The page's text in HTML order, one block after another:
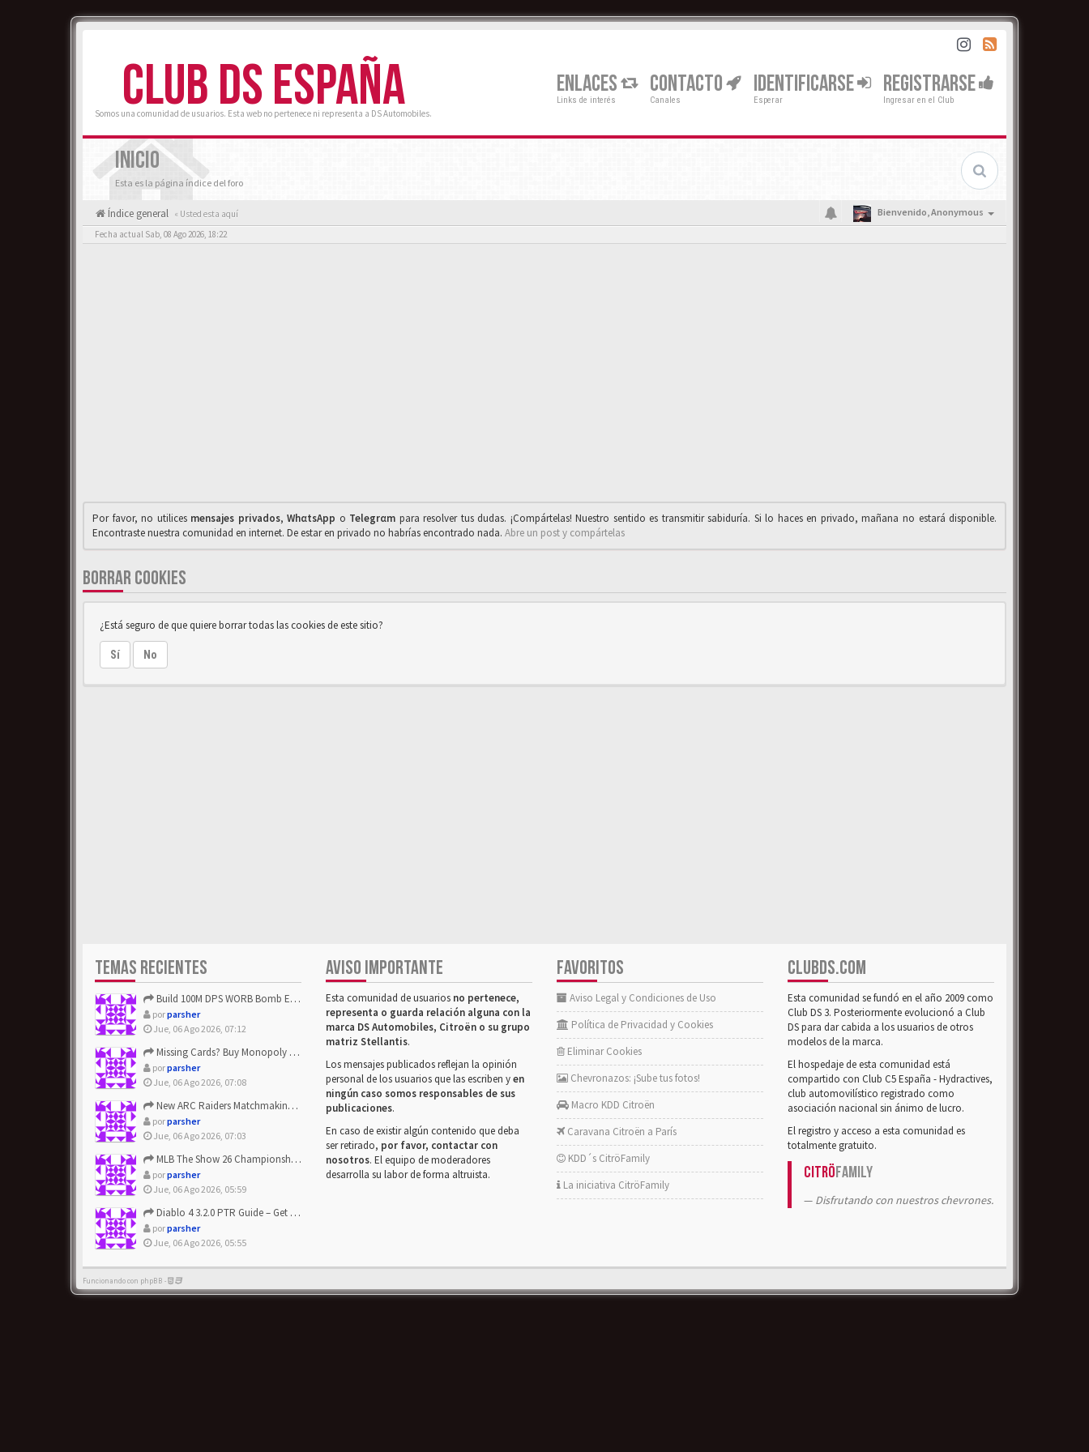
CLUB DS ESPAÑA
Somos una comunidad de usuarios. Esta web no pertenece ni representa a DS Automobiles.
ENLACES
Links de interés
CONTACTO
Canales
IDENTIFICARSE
Esperar
REGISTRARSE
Ingresar en el Club
INICIO
Esta es la página índice del foro
Índice general « Usted esta aquí Bienvenido,Anonymous
Fecha actual Sab, 08 Ago 2026, 18:22
Por favor, no utilices mensajes privados,WhαtsApp o Telegrαm para resolver tus dudas. ¡Compártelas! Nuestro sentido es transmitir sabiduría. Si lo haces en privado, mañana no estará disponible.
Encontraste nuestra comunidad en internet. De estar en privado no habrías encontrado nada. Abre un post y compártelas
BORRAR COOKIES
¿Está seguro de que quiere borrar todas las cookies de este sitio?
Sí No
TEMAS RECIENTES
Build 100M DPS WORB Bomb Elementalist Fast - Grab POE Curren...
porparsher
Jue, 06 Ago 2026, 07:12
Missing Cards? Buy Monopoly Go Happy Harvest with Looney Tun...
porparsher
Jue, 06 Ago 2026, 07:08
New ARC Raiders Matchmaking Update: Stop Failed - Grab Bluep...
porparsher
Jue, 06 Ago 2026, 07:03
MLB The Show 26 Championship Series Update! Get Cheap & ...
porparsher
Jue, 06 Ago 2026, 05:59
Diablo 4 3.2.0 PTR Guide – Get 8% Off Items Quickly to Test ...
porparsher
Jue, 06 Ago 2026, 05:55
AVISO IMPORTANTE
Esta comunidad de usuarios no pertenece,
representa o guarda relación alguna con la
marca DS Automobiles, Citroën o su grupo
matriz Stellantis.
Los mensajes publicados reflejan la opinión
personal de los usuarios que las escriben yen
ningún caso somos responsables de sus
publicaciones.
En caso de existir algún contenido que deba
ser retirado, por favor, contactar con
nosotros. El equipo de moderadores
desarrolla su labor de forma altruista.
FAVORITOS
Aviso Legal y Condiciones de Uso
Política de Privacidad y Cookies
Eliminar Cookies
Chevronazos: ¡Sube tus fotos!
Macro KDD Citroën
Caravana Citroën a París
KDD´s CitröFamily
La iniciativa CitröFamily
CLUBDS.COM
Esta comunidad se fundó en el año 2009 como
Club DS 3. Posteriormente evolucionó a Club
DS para dar cabida a los usuarios de otros
modelos de la marca.
El hospedaje de esta comunidad está
compartido con Club C5 España - Hydractives,
club automovilístico registrado como
asociación nacional sin ánimo de lucro.
El registro y acceso a esta comunidad es
totalmente gratuito.
CitröFamily
Disfrutando con nuestros chevrones.
Funcionando con phpBB -